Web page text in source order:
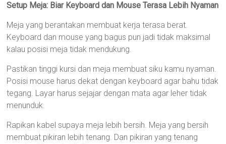
Setup Meja: Biar Keyboard dan Mouse Terasa Lebih Nyaman
Meja yang berantakan membuat kerja terasa berat.
Keyboard dan mouse yang bagus pun jadi tidak maksimal
kalau posisi meja tidak mendukung.
Pastikan tinggi kursi dan meja membuat siku kamu nyaman.
Posisi mouse harus dekat dengan keyboard agar bahu tidak
tegang. Layar harus sejajar dengan mata agar leher tidak
menunduk.
Rapikan kabel supaya meja lebih bersih. Meja yang bersih
membuat pikiran lebih tenang. Dan pikiran yang tenang